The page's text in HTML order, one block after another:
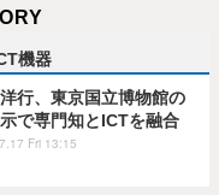
機器
行、東京国立博物館の
で専門知とICTを融合
Fri 13:15